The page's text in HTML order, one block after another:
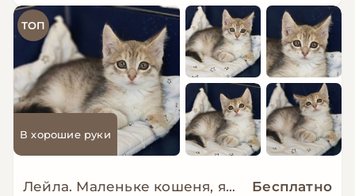
ТОП
В хорошие руки
Лейла. Маленьке кошеня, яке дуже чекає на свою сім'ю… Бесплатно